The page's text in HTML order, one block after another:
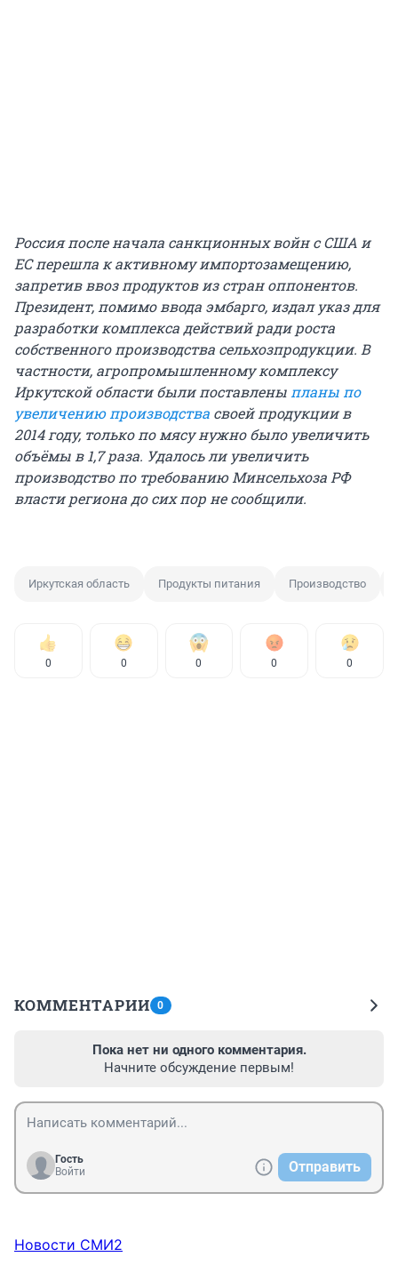
Россия после начала санкционных войн с США и
ЕС перешла к активному импортозамещению,
запретив ввоз продуктов из стран оппонентов.
Президент, помимо ввода эмбарго, издал указ для
разработки комплекса действий ради роста
собственного производства сельхозпродукции. В
частности, агропромышленному комплексу
Иркутской области были поставлены планы по
увеличению производства своей продукции в
2014 году, только по мясу нужно было увеличить
объёмы в 1,7 раза. Удалось ли увеличить
производство по требованию Минсельхоза РФ
власти региона до сих пор не сообщили.
Иркутская область Продукты питания Производство
0 0 0 0 0
КОММЕНТАРИИ 0
Пока нет ни одного комментария.
Начните обсуждение первым!
Гость
Войти
Отправить
Новости СМИ2